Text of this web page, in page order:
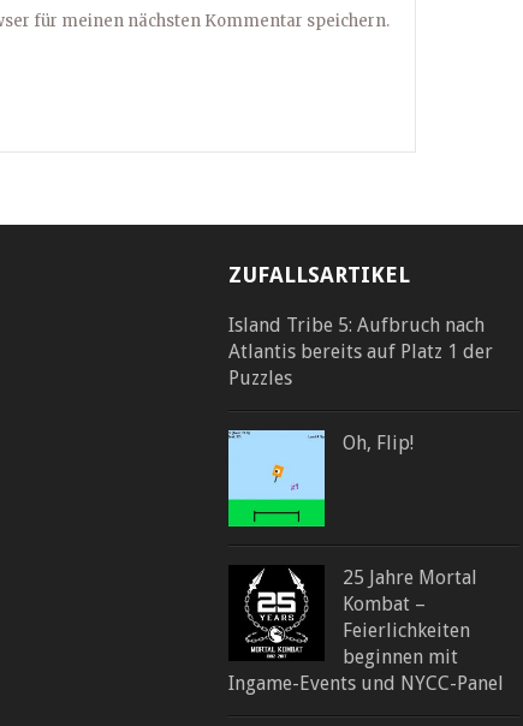
für meinen nächsten Kommentar speichern.
ZUFALLSARTIKEL
Island Tribe 5: Aufbruch nach
Atlantis bereits auf Platz 1 der
Puzzles
Oh, Flip!
25 Jahre Mortal
Kombat –
Feierlichkeiten
beginnen mit
Ingame-Events und NYCC-Panel